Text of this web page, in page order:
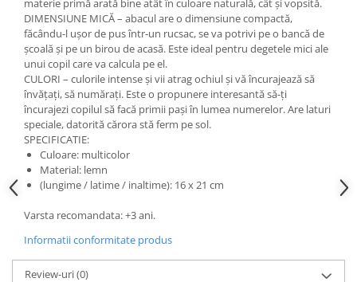
materie primă arată bine atât în ​​culoare naturală, cât și vopsită.
DIMENSIUNE MICĂ – abacul are o dimensiune compactă,
făcându-l ușor de pus într-un rucsac, se va potrivi pe o bancă de
școală și pe un birou de acasă. Este ideal pentru degetele mici ale
unui copil care va calcula pe el.
CULORI – culorile intense și vii atrag ochiul și vă încurajează să
învățați, să numărați. Este o propunere interesantă să-ți
încurajezi copilul să facă primii pași în lumea numerelor. Are laturi
speciale, datorită cărora stă ferm pe sol.
SPECIFICATIE:
Culoare: multicolor
Material: lemn
(lungime / latime / inaltime): 16 x 21 cm
Varsta recomandata: +3 ani.
Informatii conformitate produs
Review-uri(0)